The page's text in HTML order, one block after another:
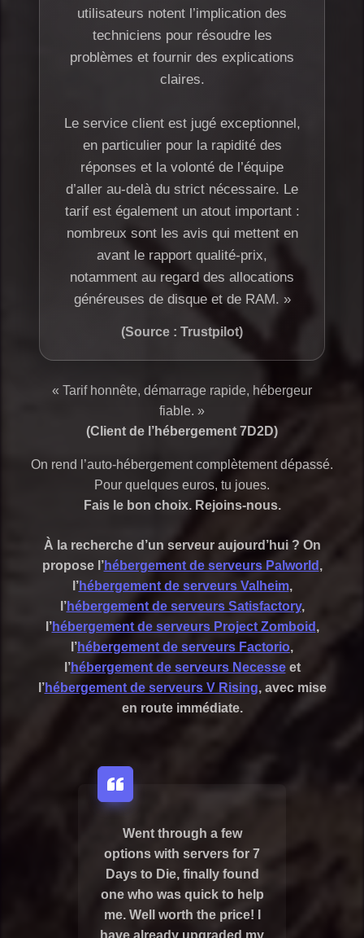
utilisateurs notent l’implication des
techniciens pour résoudre les
problèmes et fournir des explications
claires.
Le service client est jugé exceptionnel,
en particulier pour la rapidité des
réponses et la volonté de l’équipe
d’aller au-delà du strict nécessaire. Le
tarif est également un atout important :
nombreux sont les avis qui mettent en
avant le rapport qualité-prix,
notamment au regard des allocations
généreuses de disque et de RAM. »
(Source : Trustpilot)
« Tarif honnête, démarrage rapide, hébergeur
fiable. »
(Client de l’hébergement 7D2D)
On rend l’auto-hébergement complètement dépassé.
Pour quelques euros, tu joues.
Fais le bon choix. Rejoins-nous.
À la recherche d’un serveur aujourd’hui ? On
propose l’hébergement de serveurs Palworld ,
l’hébergement de serveurs Valheim,
l’hébergement de serveurs Satisfactory,
l’hébergement de serveurs Project Zomboid ,
l’hébergement de serveurs Factorio,
l’hébergement de serveurs Necesseet
l’hébergement de serveurs V Rising, avec mise
en route immédiate.
Went through a few
options with servers for 7
Days to Die, finally found
one who was quick to help
me. Well worth the price! I
have already upgraded my